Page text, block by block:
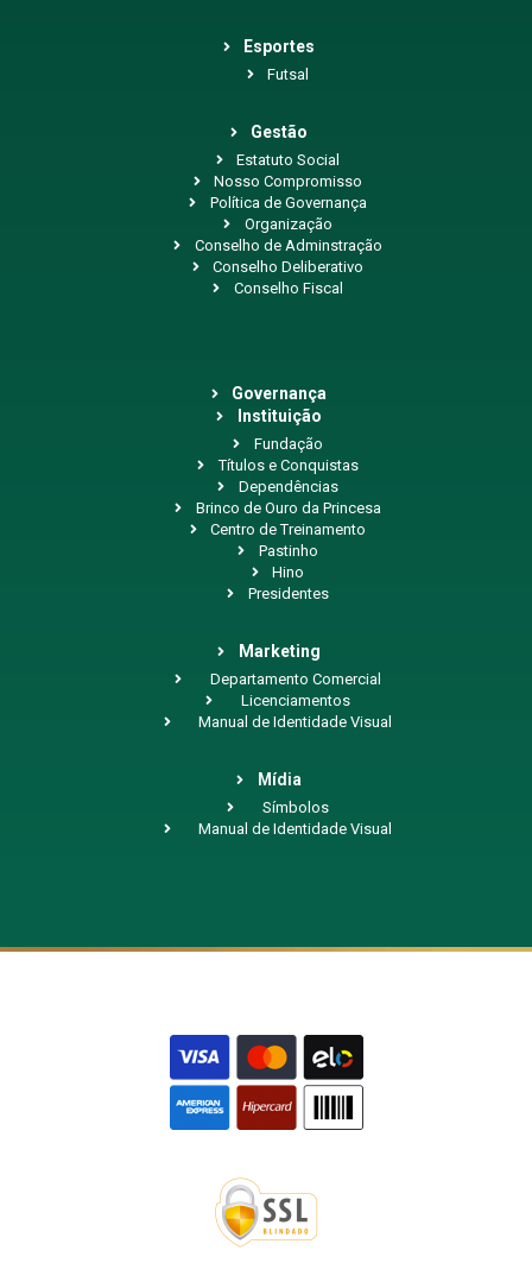
Esportes
Futsal
Gestão
Estatuto Social
Nosso Compromisso
Política de Governança
Organização
Conselho de Adminstração
Conselho Deliberativo
Conselho Fiscal
Governança
Instituição
Fundação
Títulos e Conquistas
Dependências
Brinco de Ouro da Princesa
Centro de Treinamento
Pastinho
Hino
Presidentes
Marketing
Departamento Comercial
Licenciamentos
Manual de Identidade Visual
Mídia
Símbolos
Manual de Identidade Visual